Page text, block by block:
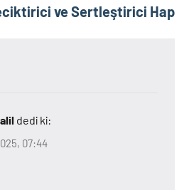
ve Sertleştirici Hap
dedi ki:
07:44